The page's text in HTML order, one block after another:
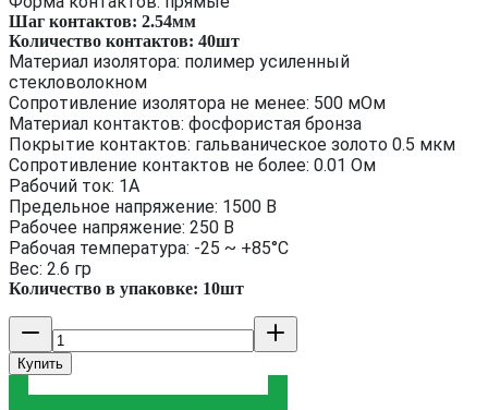
Шаг контактов: 2.54мм
Количество контактов: 40шт
Материал изолятора: полимер усиленный
стекловолокном
Сопротивление изолятора не менее: 500 мОм
Материал контактов: фосфористая бронза
Покрытие контактов: гальваническое золото 0.5 мкм
Сопротивление контактов не более: 0.01 Ом
Рабочий ток: 1А
Предельное напряжение: 1500 В
Рабочее напряжение: 250 В
Рабочая температура: -25 ~ +85°C
Вес: 2.6 гр
Количество в упаковке: 10шт
Купить